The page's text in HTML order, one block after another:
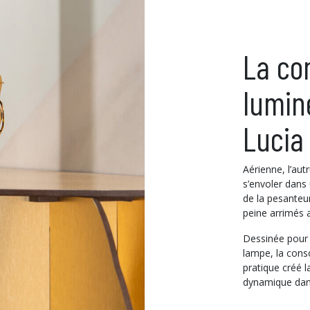
La
Lucia
Aérienne,
s’envoler
de la
peine arrimés
Dessinée pour
lampe, la
pratique créé
dynamique